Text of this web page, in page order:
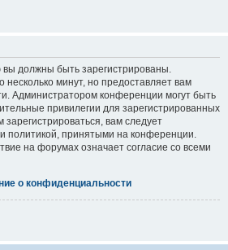
должны быть зарегистрированы.
несколько минут, но предоставляет вам
Администратором конференции могут быть
привилегии для зарегистрированных
вам следует
политикой, принятыми на конференции.
на форумах означает согласие со всеми
о конфиденциальности